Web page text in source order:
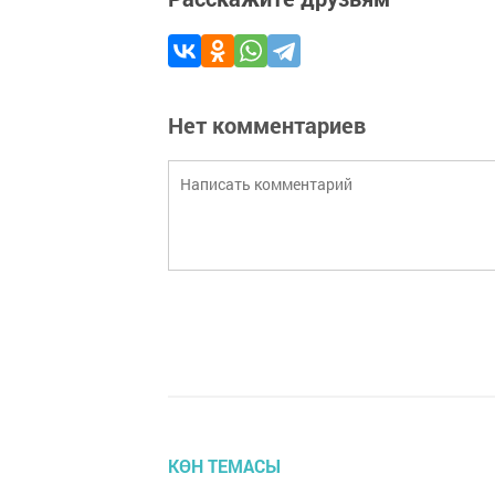
Нет комментариев
КӨН ТЕМАСЫ